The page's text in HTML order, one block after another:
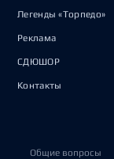
Легенды «Торпедо»
Реклама
СДЮШОР
Контакты
Общие вопросы